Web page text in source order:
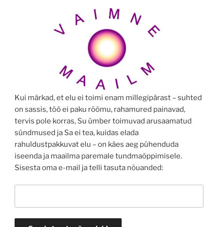
Kui märkad, et elu ei toimi enam millegipärast – suhted
on sassis, töö ei paku rõõmu, rahamured painavad,
tervis pole korras, Su ümber toimuvad arusaamatud
sündmused ja Sa ei tea, kuidas elada
rahuldustpakkuvat elu – on käes aeg pühenduda
iseenda ja maailma paremale tundmaõppimisele.
Sisesta oma e-mail ja telli tasuta nõuanded: